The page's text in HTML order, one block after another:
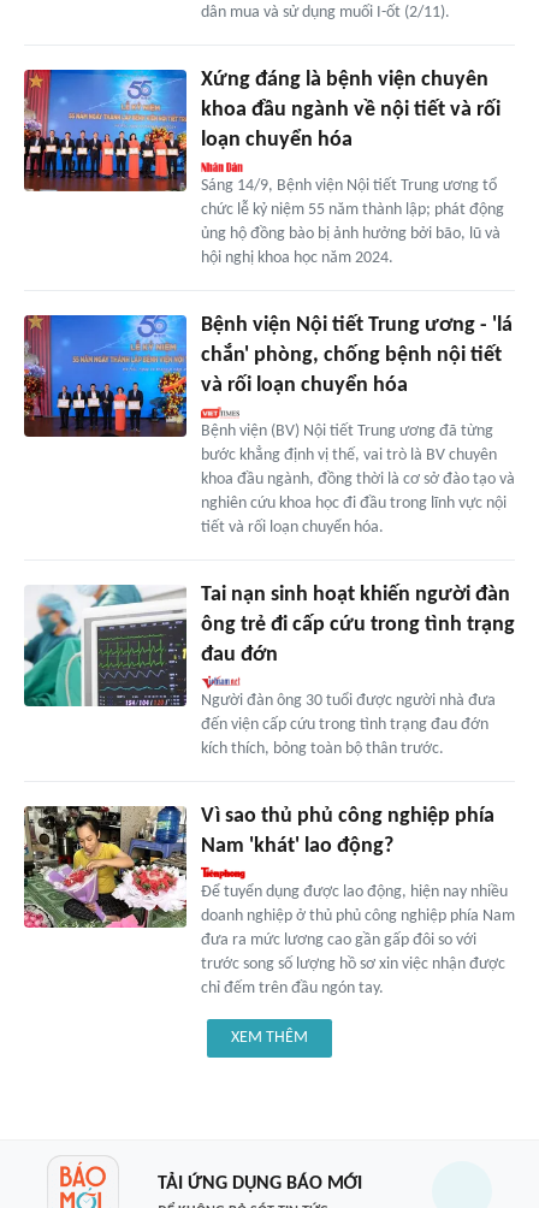
dân mua và sử dụng muối I-ốt (2/11).
Xứng đáng là bệnh viện chuyên
khoa đầu ngành về nội tiết và rối
loạn chuyển hóa
Sáng 14/9, Bệnh viện Nội tiết Trung ương tổ
chức lễ kỷ niệm 55 năm thành lập; phát động
ủng hộ đồng bào bị ảnh hưởng bởi bão, lũ và
hội nghị khoa học năm 2024.
Bệnh viện Nội tiết Trung ương - 'lá
chắn' phòng, chống bệnh nội tiết
và rối loạn chuyển hóa
Bệnh viện (BV) Nội tiết Trung ương đã từng
bước khẳng định vị thế, vai trò là BV chuyên
khoa đầu ngành, đồng thời là cơ sở đào tạo và
nghiên cứu khoa học đi đầu trong lĩnh vực nội
tiết và rối loạn chuyển hóa.
Tai nạn sinh hoạt khiến người đàn
ông trẻ đi cấp cứu trong tình trạng
đau đớn
Người đàn ông 30 tuổi được người nhà đưa
đến viện cấp cứu trong tình trạng đau đớn
kích thích, bỏng toàn bộ thân trước.
Vì sao thủ phủ công nghiệp phía
Nam 'khát' lao động?
Để tuyển dụng được lao động, hiện nay nhiều
doanh nghiệp ở thủ phủ công nghiệp phía Nam
đưa ra mức lương cao gần gấp đôi so với
trước song số lượng hồ sơ xin việc nhận được
chỉ đếm trên đầu ngón tay.
XEM THÊM
TẢI ỨNG DỤNG BÁO MỚI